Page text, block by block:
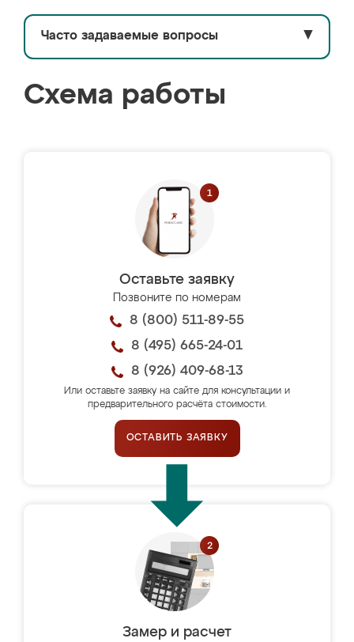
Часто задаваемые вопросы ▼
Схема работы
Оставьте заявку
Позвоните по номерам
8 (800) 511-89-55
8 (495) 665-24-01
8 (926) 409-68-13
Или оставьте заявку на сайте для консультации и
предварительного расчёта стоимости.
ОСТАВИТЬ ЗАЯВКУ
Замер и расчет